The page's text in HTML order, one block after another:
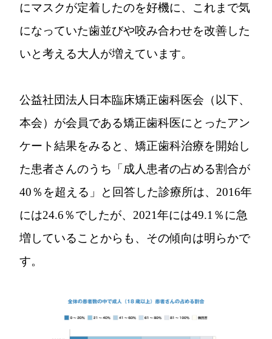
にマスクが定着したのを好機に、これまで気
になっていた歯並びや咬み合わせを改善した
いと考える大人が増えています。
公益社団法人日本臨床矯正歯科医会（以下、
本会）が会員である矯正歯科医にとったアン
ケート結果をみると、矯正歯科治療を開始し
た患者さんのうち「成人患者の占める割合が
40％を超える」と回答した診療所は、2016年
には24.6％でしたが、2021年には49.1％に急
増していることからも、その傾向は明らかで
す。